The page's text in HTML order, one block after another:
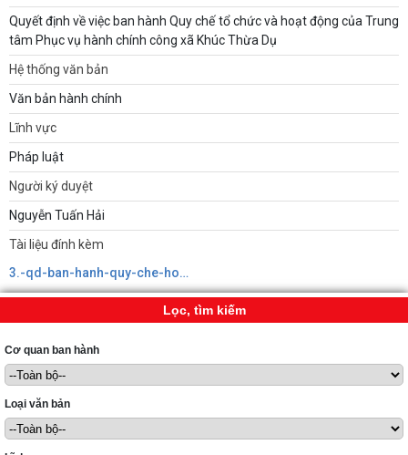
Quyết định về việc ban hành Quy chế tổ chức và hoạt động của Trung
tâm Phục vụ hành chính công xã Khúc Thừa Dụ
Hệ thống văn bản
Văn bản hành chính
Lĩnh vực
Pháp luật
Người ký duyệt
Nguyễn Tuấn Hải
Tài liệu đính kèm
3.-qd-ban-hanh-quy-che-hoat-dong-cua-trung-tam-phuc-vu-hcc-xa-khuc-thua-du-ct.signed638913702116022187.pdf
Lọc, tìm kiếm
Cơ quan ban hành
Loại văn bản